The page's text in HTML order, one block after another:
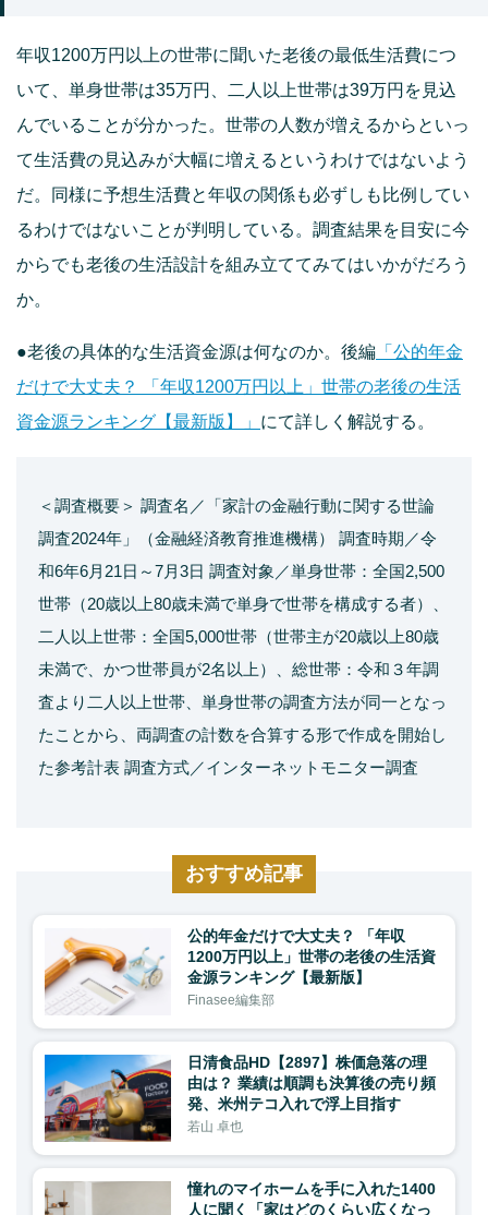
年収1200万円以上の世帯に聞いた老後の最低生活費につ
いて、単身世帯は35万円、二人以上世帯は39万円を見込
んでいることが分かった。世帯の人数が増えるからといっ
て生活費の見込みが大幅に増えるというわけではないよう
だ。同様に予想生活費と年収の関係も必ずしも比例してい
るわけではないことが判明している。調査結果を目安に今
からでも老後の生活設計を組み立ててみてはいかがだろう
か。
●老後の具体的な生活資金源は何なのか。後編 「公的年金
だけで大丈夫？ 「年収1200万円以上」世帯の老後の生活
資金源ランキング【最新版】」 にて詳しく解説する。
＜調査概要＞ 調査名／「家計の金融行動に関する世論
調査2024年」（金融経済教育推進機構） 調査時期／令
和6年6月21日～7月3日 調査対象／単身世帯：全国2,500
世帯（20歳以上80歳未満で単身で世帯を構成する者）、
二人以上世帯：全国5,000世帯（世帯主が20歳以上80歳
未満で、かつ世帯員が2名以上）、総世帯：令和３年調
査より二人以上世帯、単身世帯の調査方法が同一となっ
たことから、両調査の計数を合算する形で作成を開始し
た参考計表 調査方式／インターネットモニター調査
おすすめ記事
公的年金だけで大丈夫？ 「年収
1200万円以上」世帯の老後の生活資
金源ランキング【最新版】
Finasee編集部
日清食品HD【2897】株価急落の理
由は？ 業績は順調も決算後の売り頻
発、米州テコ入れで浮上目指す
若山 卓也
憧れのマイホームを手に入れた1400
人に聞く「家はどのくらい広くなっ